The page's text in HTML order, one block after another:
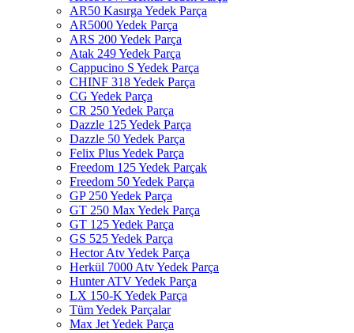
AR50 Kasırga Yedek Parça
AR5000 Yedek Parça
ARS 200 Yedek Parça
Atak 249 Yedek Parça
Cappucino S Yedek Parça
CHINF 318 Yedek Parça
CG Yedek Parça
CR 250 Yedek Parça
Dazzle 125 Yedek Parça
Dazzle 50 Yedek Parça
Felix Plus Yedek Parça
Freedom 125 Yedek Parçak
Freedom 50 Yedek Parça
GP 250 Yedek Parça
GT 250 Max Yedek Parça
GT 125 Yedek Parça
GS 525 Yedek Parça
Hector Atv Yedek Parça
Herkül 7000 Atv Yedek Parça
Hunter ATV Yedek Parça
LX 150-K Yedek Parça
Tüm Yedek Parçalar
Max Jet Yedek Parça